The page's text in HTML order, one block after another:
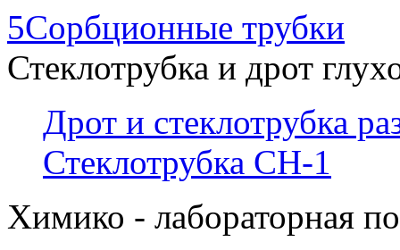
5Сорбционные трубки
Стеклотрубка и дрот
Дрот и стеклотрубка
Стеклотрубка СН-1
Химико - лабораторная